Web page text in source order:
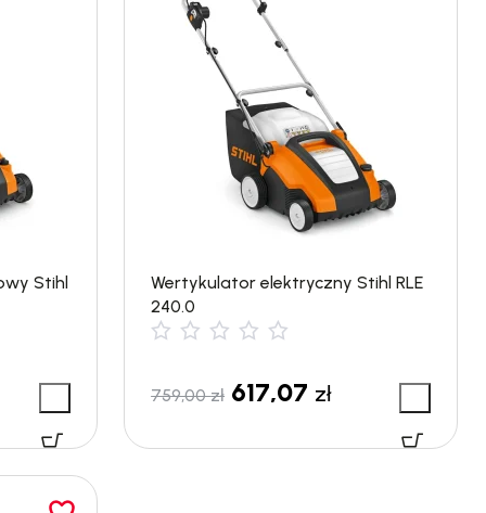
Stihl
Wertykulator elektryczny Stihl RLE
240.0
759,00zł 617,07 zł